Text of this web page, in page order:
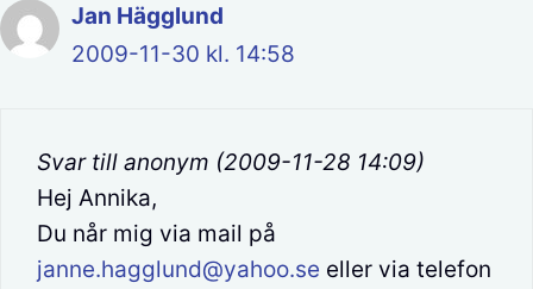
Jan Hägglund
2009-11-30 kl. 14:58
Svar till anonym (2009-11-28 14:09)
Hej Annika,
Du når mig via mail på
janne.hagglund@yahoo.se eller via telefon